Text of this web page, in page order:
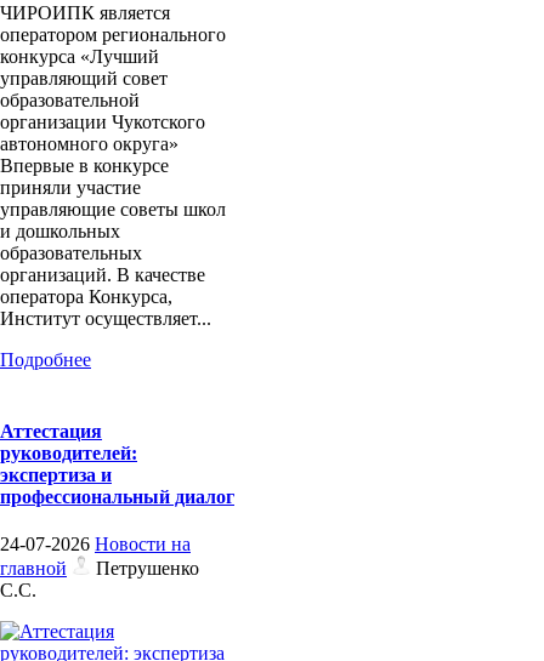
ЧИРОИПК является
оператором регионального
конкурса «Лучший
управляющий совет
образовательной
организации Чукотского
автономного округа»
Впервые в конкурсе
приняли участие
управляющие советы школ
и дошкольных
образовательных
организаций. В качестве
оператора Конкурса,
Институт осуществляет...
Подробнее
Аттестация
руководителей:
экспертиза и
профессиональный диалог
24-07-2026 Новости на
главной
Петрушенко
С.С.